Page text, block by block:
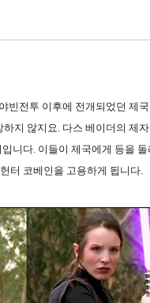
빈전투 이후에 전개되었던 제
지 않지요. 다스 베이더의 제
니다. 이들이 제국에게 등을
터 코베인을 고용하게 됩니다.